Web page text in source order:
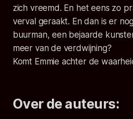
zich vreemd. En het eens zo
verval geraakt. En dan is er
buurman, een bejaarde
meer van de verdwijning?
Komt Emmie achter de
Over de auteurs: